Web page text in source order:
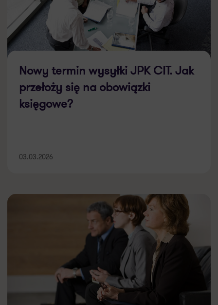
Nowy termin wysyłki JPK CIT. Jak
przełoży się na obowiązki
księgowe?
03.03.2026